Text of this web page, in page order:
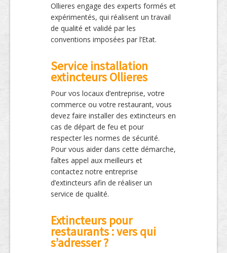
Ollieres engage des experts formés et
expérimentés, qui réalisent un travail
de qualité et validé par les
conventions imposées par l’Etat.
Service installation
extincteurs Ollieres
Pour vos locaux d’entreprise, votre
commerce ou votre restaurant, vous
devez faire installer des extincteurs en
cas de départ de feu et pour
respecter les normes de sécurité.
Pour vous aider dans cette démarche,
faîtes appel aux meilleurs et
contactez notre entreprise
d’extincteurs afin de réaliser un
service de qualité.
Extincteurs pour
restaurants : vers qui
s’adresser ?